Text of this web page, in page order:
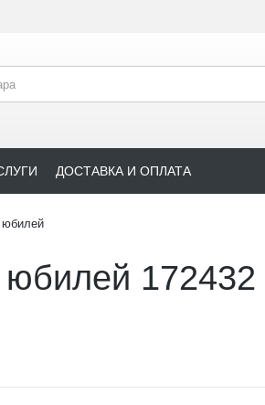
ДОСТАВКА И ОПЛАТА
юбилей
172432